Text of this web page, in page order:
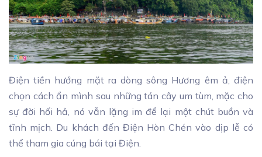
Điện tiền hướng mặt ra dòng sông Hương êm ả, điện
chọn cách ẩn mình sau những tán cây um tùm, mặc cho
sự đời hối hả, nó vẫn lặng im để lại một chút buồn và
tĩnh mịch. Du khách đến Điện Hòn Chén vào dịp lễ có
thể tham gia cúng bái tại Điện.